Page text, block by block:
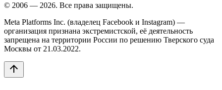
© 2006 — 2026. Все права защищены.
Meta Platforms Inc. (владелец Facebook и Instagram) —
организация признана экстремистской, её деятельность
запрещена на территории России по решению Тверского суда
Москвы от 21.03.2022.
arrow_upward